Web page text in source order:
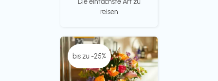
Die einfachste Art zu
reisen
bis zu -25%